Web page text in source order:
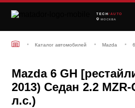
TECH /AUTO
МОСКВА
Каталог автомобилей Mazda 6
Mazda 6 GH
2013) Седан 2.2 MZR-
л.с.)